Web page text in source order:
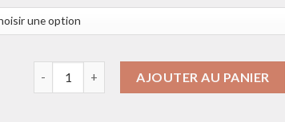
AJOUTER AU PANIER